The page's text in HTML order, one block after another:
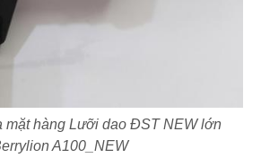
mặt hàng Lưỡi dao ĐST NEW lớn
A100_NEW